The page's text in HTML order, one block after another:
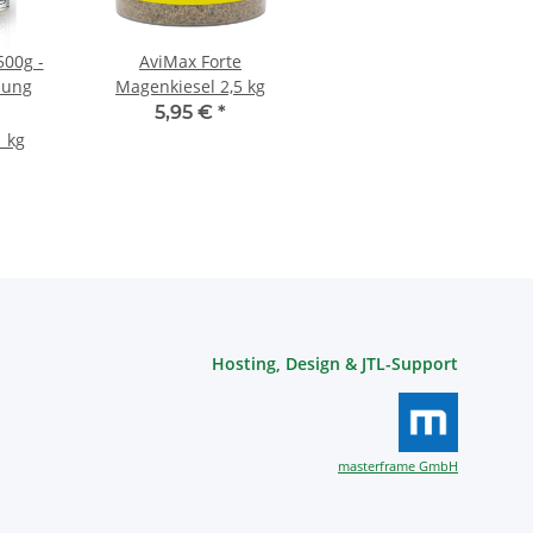
-
kg
AviMax Forte
Magenkiesel 2,5 kg
5,95 € *
Hosting, Design & JTL-Support
masterframe GmbH